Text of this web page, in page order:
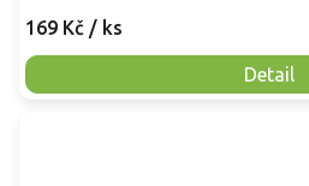
169 Kč / ks
Detail